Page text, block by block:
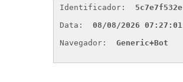
Identificador:
5c7e7f532e
Data:
08/08/2026 07:27:01
Navegador:
Generic+Bot